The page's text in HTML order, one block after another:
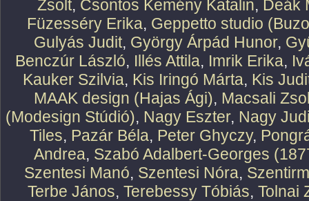
Zsolt, Csontos Kemény Katalin, Deák
Füzesséry Erika, Geppetto studio
Gulyás Judit, György Árpád Hunor,
Benczúr László, Illés Attila, Imrik Erika,
Kauker Szilvia, Kis Iringó Márta, Kis
MAAK design (Hajas Ági), Macsali
(Modesign Stúdió), Nagy Eszter, Nagy
Tiles, Pazár Béla, Peter Ghyczy,
Andrea, Szabó Adalbert-Georges
Szentesi Manó, Szentesi Nóra,
Terbe János, Terebessy Tóbiás, Tolnai